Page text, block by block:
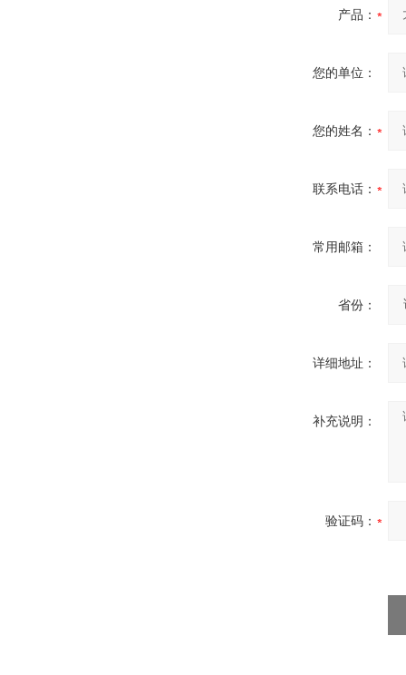
产品：
您的单位：
您的姓名：
联系电话：
常用邮箱：
省份：
详细地址：
补充说明：
验证码：